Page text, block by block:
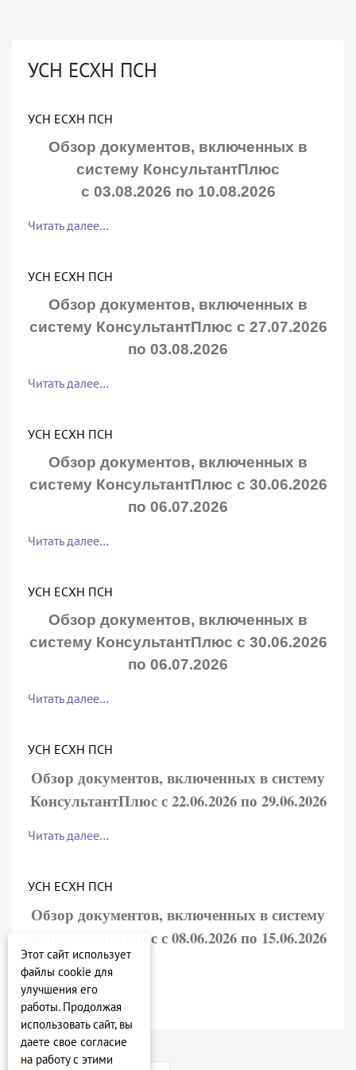
УСН ЕСХН ПСН
УСН ЕСХН ПСН
Обзор документов, включенных в
систему КонсультантПлюс
с 03.08.2026 по 10.08.2026
Читать далее…
УСН ЕСХН ПСН
Обзор документов, включенных в
систему КонсультантПлюс с 27.07.2026
по 03.08.2026
Читать далее…
УСН ЕСХН ПСН
Обзор документов, включенных в
систему КонсультантПлюс с 30.06.2026
по 06.07.2026
Читать далее…
УСН ЕСХН ПСН
Обзор документов, включенных в
систему КонсультантПлюс с 30.06.2026
по 06.07.2026
Читать далее…
УСН ЕСХН ПСН
Обзор документов, включенных в систему
КонсультантПлюс с 22.06.2026 по 29.06.2026
Читать далее…
УСН ЕСХН ПСН
Обзор документов, включенных в систему
КонсультантПлюс с 08.06.2026 по 15.06.2026
Читать далее…
Этот сайт использует
файлы cookie для
улучшения его
работы. Продолжая
использовать сайт, вы
даете свое согласие
на работу с этими